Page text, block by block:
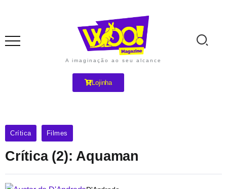
A imaginação ao seu alcance
Lojinha
Crítica Filmes
Crítica (2): Aquaman